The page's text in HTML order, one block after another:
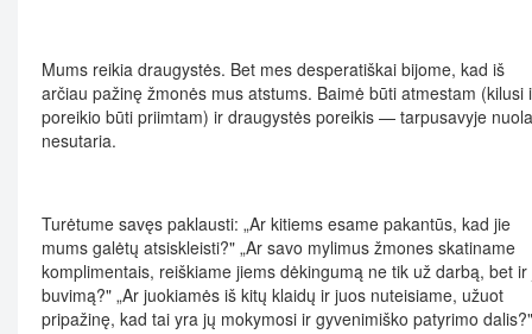
Mums reikia draugystės. Bet mes desperatiškai bijome, kad iš
arčiau pažinę žmonės mus atstums. Baimė būti atmestam (kilusi
poreikio būti priimtam) ir draugystės poreikis — tarpusavyje
nesutaria.
Turėtume savęs paklausti: „Ar kitiems esame pakantūs, kad jie
mums galėtų atsiskleisti?" „Ar savo mylimus žmones skatiname
komplimentais, reiškiame jiems dėkingumą ne tik už darbą, bet ir
buvimą?" „Ar juokiamės iš kitų klaidų ir juos nuteisiame, užuot
pripažinę, kad tai yra jų mokymosi ir gyvenimiško patyrimo dalis?"